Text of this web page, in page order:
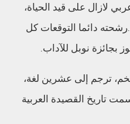
لازال على قيد الحياة،
دائما التوقعات كل
نوبل للآداب.
ترجم إلى عشرين لغة،
تاريخ القصيدة العربية